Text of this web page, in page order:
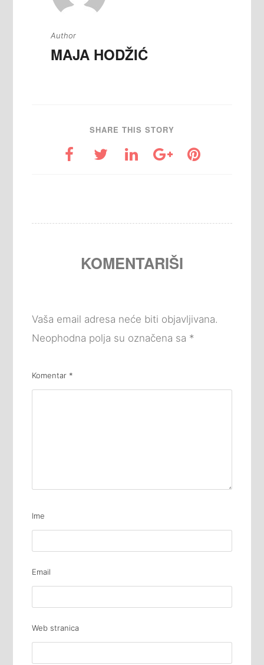
Author
MAJA HODŽIĆ
SHARE THIS STORY
KOMENTARIŠI
Vaša email adresa neće biti objavljivana.
Neophodna polja su označena sa *
Komentar *
Ime
Email
Web stranica